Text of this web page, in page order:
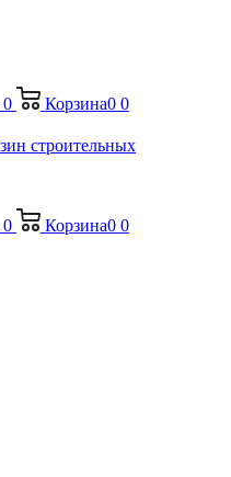
0 Корзина0 0
0 Корзина0 0